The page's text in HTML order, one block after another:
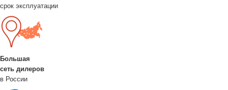
срок эксплуатации
Большая
сеть дилеров
в России